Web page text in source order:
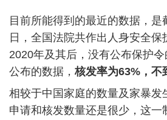
目前所能得到的最近的数据，是
日，全国法院共作出人身安全保
2020年及其后，没有公布保护
公布的数据，核发率为63% ，
相较于中国家庭的数量及家暴发
申请和核发数量还是很少，这一